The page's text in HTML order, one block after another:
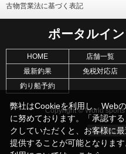
古物営業法に基づく表記
ポータルイ
HOME 店舗一覧
最新釣果
免税対応店
釣り船予約
Copyright © World
弊社はCookieを利用し、Web
に努めております。「承認す
クしていただくと、お客様に
提供することが可能となりま